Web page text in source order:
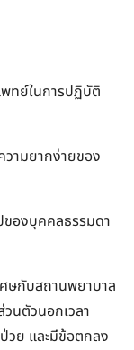
ทย์ในการปฏิบัติ
ามยากง่ายของ
องบุคคลธรรมดา
บสถานพยาบาล
นตัวนอกเวลา
วย และมีข้อตกลง